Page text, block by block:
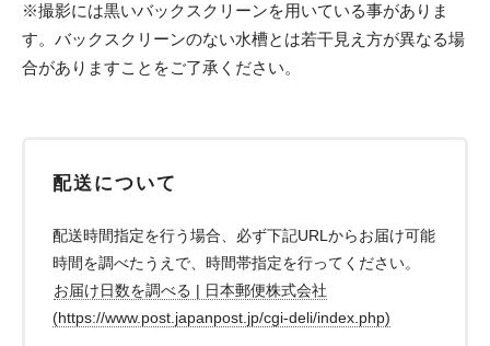
※撮影には黒いバックスクリーンを用いている事がありま
す。バックスクリーンのない水槽とは若干見え方が異なる場
合がありますことをご了承ください。
配送について
配送時間指定を行う場合、必ず下記URLからお届け可能
時間を調べたうえで、時間帯指定を行ってください。
お届け日数を調べる | 日本郵便株式会社
(https://www.post.japanpost.jp/cgi-deli/index.php)